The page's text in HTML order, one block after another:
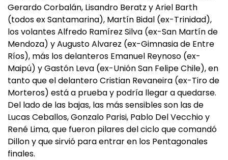
Gerardo Corbalán, Lisandro Beratz y Ariel Barth
(todos ex Santamarina), Martín Bidal (ex-Trinidad),
los volantes Alfredo Ramírez Silva (ex-San Martín de
Mendoza) y Augusto Alvarez (ex-Gimnasia de Entre
Ríos), más los delanteros Emanuel Reynoso (ex-
Maipú) y Gastón Leva (ex-Unión San Felipe Chile), en
tanto que el delantero Cristian Revaneira (ex-Tiro de
Morteros) está a prueba y podría llegar a quedarse.
Del lado de las bajas, las más sensibles son las de
Lucas Ceballos, Gonzalo Parisi, Pablo Del Vecchio y
René Lima, que fueron pilares del ciclo que comandó
Dillon y que sirvió para entrar en los Pentagonales
finales.